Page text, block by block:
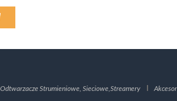
Odtwarzacze Strumieniowe, Sieciowe,Streamery